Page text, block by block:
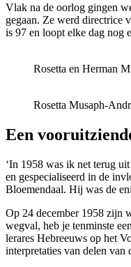
Vlak na de oorlog gingen
gegaan. Ze werd directrice
is 97 en loopt elke dag nog
Rosetta en Herman
Rosetta Musaph-
Een
‘In 1958 was ik net terug
en gespecialiseerd in de
Bloemendaal. Hij was de
Op 24 december 1958 zijn
wegval, heb je tenminste
lerares Hebreeuws op het
interpretaties van delen van